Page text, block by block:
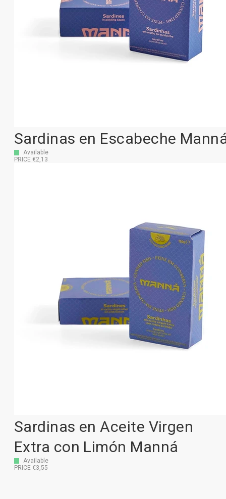
Sardinas en Escabeche
Available
PRICE €2,13
Sardinas en Aceite Virgen
Extra con Limón Manná
Available
PRICE €3,55